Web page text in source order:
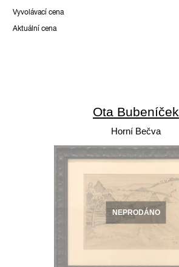
Vyvolávací cena
Aktuální cena
Ota Bubeníček
Horní Bečva
NEPRODÁNO